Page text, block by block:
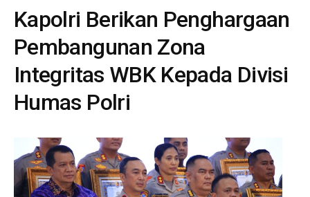
Kapolri Berikan Penghargaan
Pembangunan Zona
Integritas WBK Kepada Divisi
Humas Polri